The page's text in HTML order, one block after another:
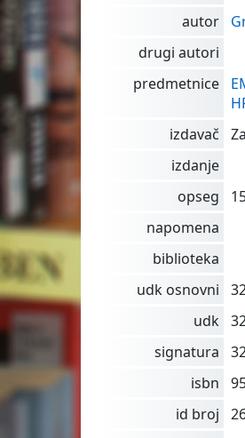
autor
drugi autori
predmetnice
izdavač
izdanje
opseg
napomena
biblioteka
udk osnovni
udk
signatura
isbn
id broj